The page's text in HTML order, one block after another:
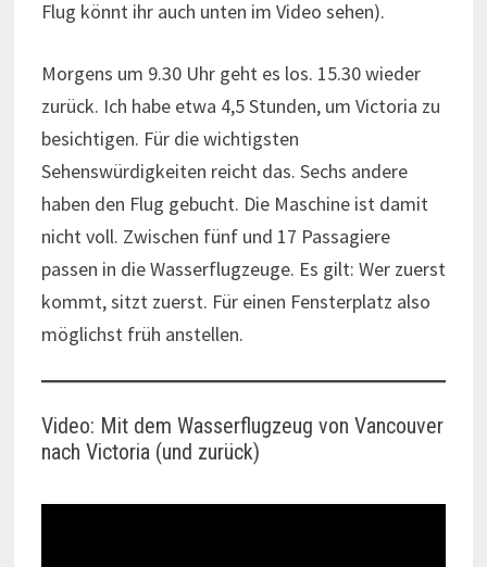
Flug könnt ihr auch unten im Video sehen).
Morgens um 9.30 Uhr geht es los. 15.30 wieder
zurück. Ich habe etwa 4,5 Stunden, um Victoria zu
besichtigen. Für die wichtigsten
Sehenswürdigkeiten reicht das. Sechs andere
haben den Flug gebucht. Die Maschine ist damit
nicht voll. Zwischen fünf und 17 Passagiere
passen in die Wasserflugzeuge. Es gilt: Wer zuerst
kommt, sitzt zuerst. Für einen Fensterplatz also
möglichst früh anstellen.
Video: Mit dem Wasserflugzeug von Vancouver
nach Victoria (und zurück)